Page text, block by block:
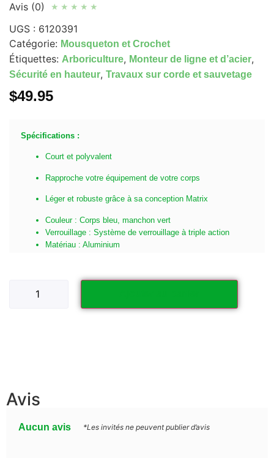
Avis (0) ★ ★ ★ ★ ★
UGS : 6120391
Catégorie: Mousqueton et Crochet
Étiquettes: Arboriculture, Monteur de ligne et d’acier,
Sécurité en hauteur, Travaux sur corde et sauvetage
$49.95
Spécifications :
Court et polyvalent
Rapproche votre équipement de votre corps
Léger et robuste grâce à sa conception Matrix
Couleur : Corps bleu, manchon vert
Verrouillage : Système de verrouillage à triple action
Matériau : Aluminium
Avis
Aucun avis *Les invités ne peuvent publier d’avis